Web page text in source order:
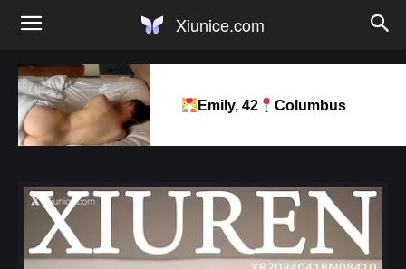
Xiunice.com
Emily, 42 Columbus